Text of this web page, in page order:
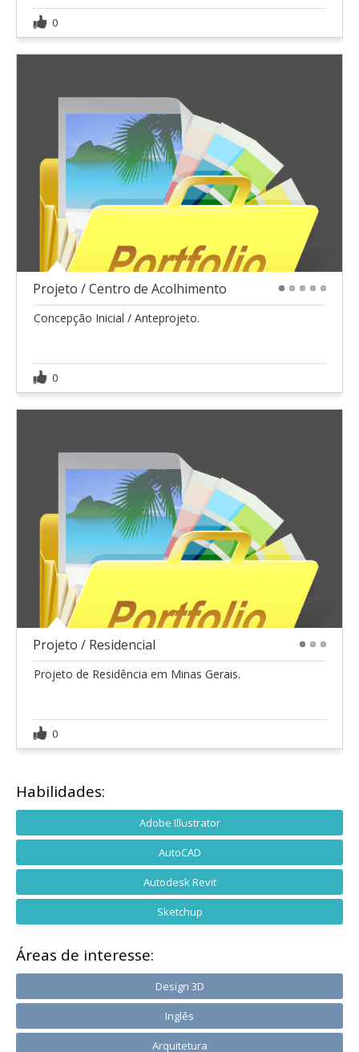
0
Projeto / Centro de Acolhimento
Concepção Inicial / Anteprojeto.
0
Projeto / Residencial
Projeto de Residência em Minas Gerais.
0
Habilidades:
Adobe Illustrator
AutoCAD
Autodesk Revit
Sketchup
Áreas de interesse:
Design 3D
Inglês
Arquitetura